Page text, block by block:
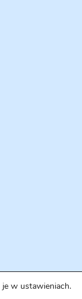
je w ustawieniach.